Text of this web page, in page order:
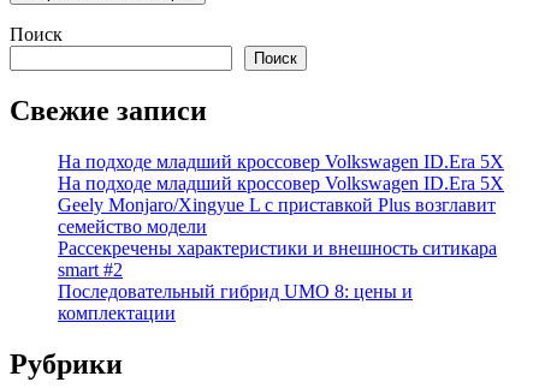
Поиск
Поиск
Свежие записи
На подходе младший кроссовер Volkswagen ID.Era 5X
На подходе младший кроссовер Volkswagen ID.Era 5X
Geely Monjaro/Xingyue L с приставкой Plus возглавит
семейство модели
Рассекречены характеристики и внешность ситикара
smart #2
Последовательный гибрид UMO 8: цены и
комплектации
Рубрики